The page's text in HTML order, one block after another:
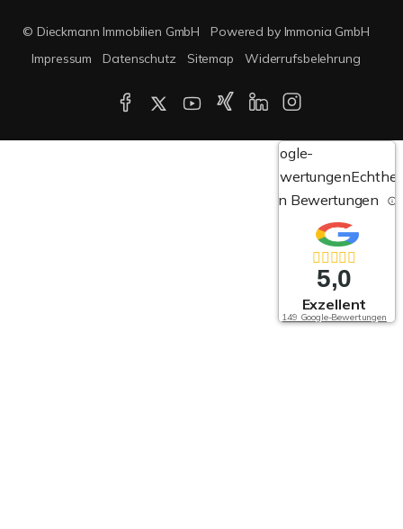
© Dieckmann Immobilien GmbH
Powered by Immonia GmbH
Impressum
Datenschutz Sitemap Widerrufsbelehrung
Google-
Bewertungen
von Bewertungen
5,0
Exzellent
149 Google-Bewertungen